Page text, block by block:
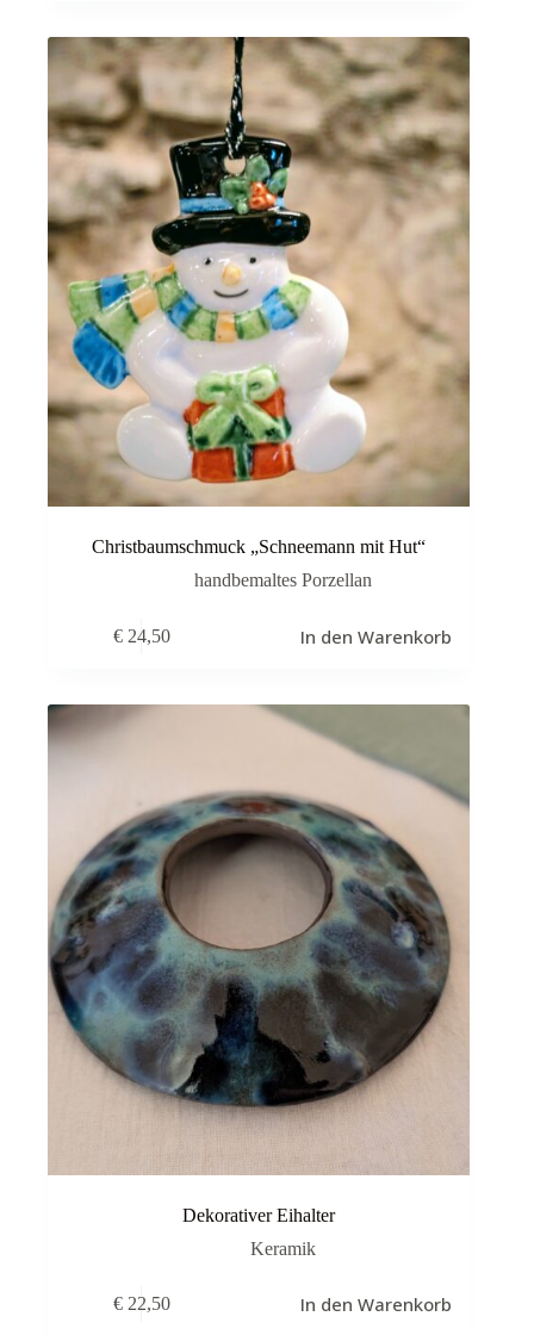
Christbaumschmuck „Schneemann mit Hut“
handbemaltes Porzellan
€24,50 In den Warenkorb
Dekorativer Eihalter
Keramik
€22,50 In den Warenkorb